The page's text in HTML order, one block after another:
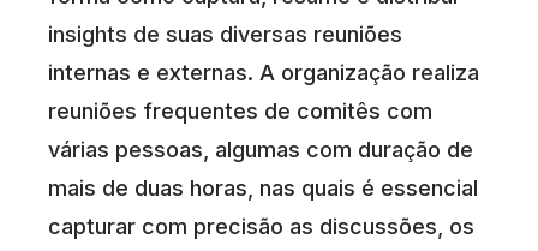
insights de suas diversas reuniões
internas e externas. A organização realiza
reuniões frequentes de comitês com
várias pessoas, algumas com duração de
mais de duas horas, nas quais é essencial
capturar com precisão as discussões, os